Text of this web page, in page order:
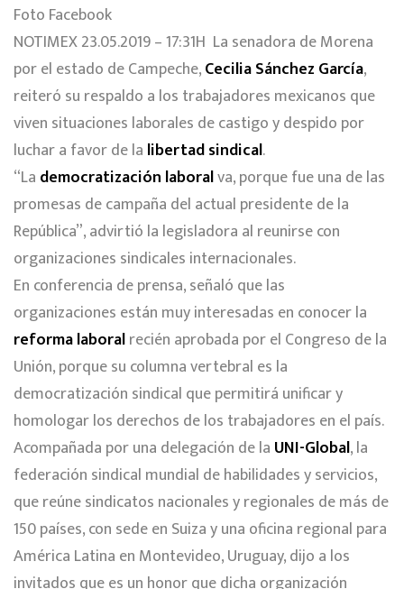
Foto Facebook
NOTIMEX 23.05.2019 – 17:31H La senadora de Morena
por el estado de Campeche,Cecilia Sánchez García,
reiteró su respaldo a los trabajadores mexicanos que
viven situaciones laborales de castigo y despido por
luchar a favor de la libertad sindical.
“La democratización laboralva, porque fue una de las
promesas de campaña del actual presidente de la
República”, advirtió la legisladora al reunirse con
organizaciones sindicales internacionales.
En conferencia de prensa, señaló que las
organizaciones están muy interesadas en conocer la
reforma laboralrecién aprobada por el Congreso de la
Unión, porque su columna vertebral es la
democratización sindical que permitirá unificar y
homologar los derechos de los trabajadores en el país.
Acompañada por una delegación de la UNI-Global, la
federación sindical mundial de habilidades y servicios,
que reúne sindicatos nacionales y regionales de más de
150 países, con sede en Suiza y una oficina regional para
América Latina en Montevideo, Uruguay, dijo a los
invitados que es un honor que dicha organización